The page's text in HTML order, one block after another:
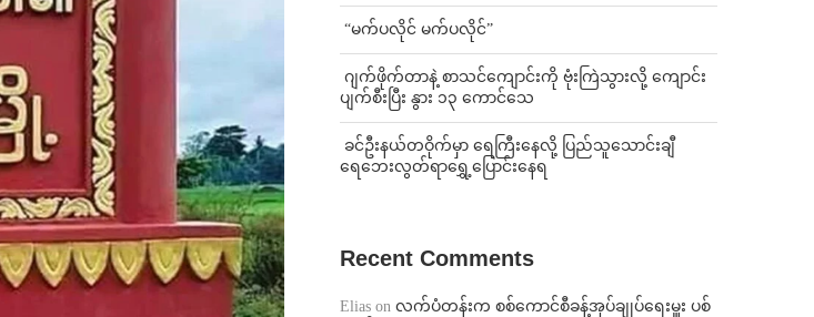
⁨ ⁨“မက်ပလိုင် မက်ပလိုင်”
⁨⁩ ⁨ဂျက်ဖိုက်တာနဲ့ စာသင်ကျောင်းကို ဗုံးကြဲသွားလို့ ကျောင်း
ပျက်စီးပြီး နွား ၁၃ ကောင်သေ
⁩ ⁨ခင်ဦးနယ်တဝိုက်မှာ ရေကြီးနေလို့ ပြည်သူသောင်းချီ
ရေဘေးလွတ်ရာရွှေ့ပြောင်းနေရ
Recent Comments
Elias on လက်ပံတန်းက စစ်ကောင်စီခန့်အုပ်ချုပ်ရေးမှူး ပစ်